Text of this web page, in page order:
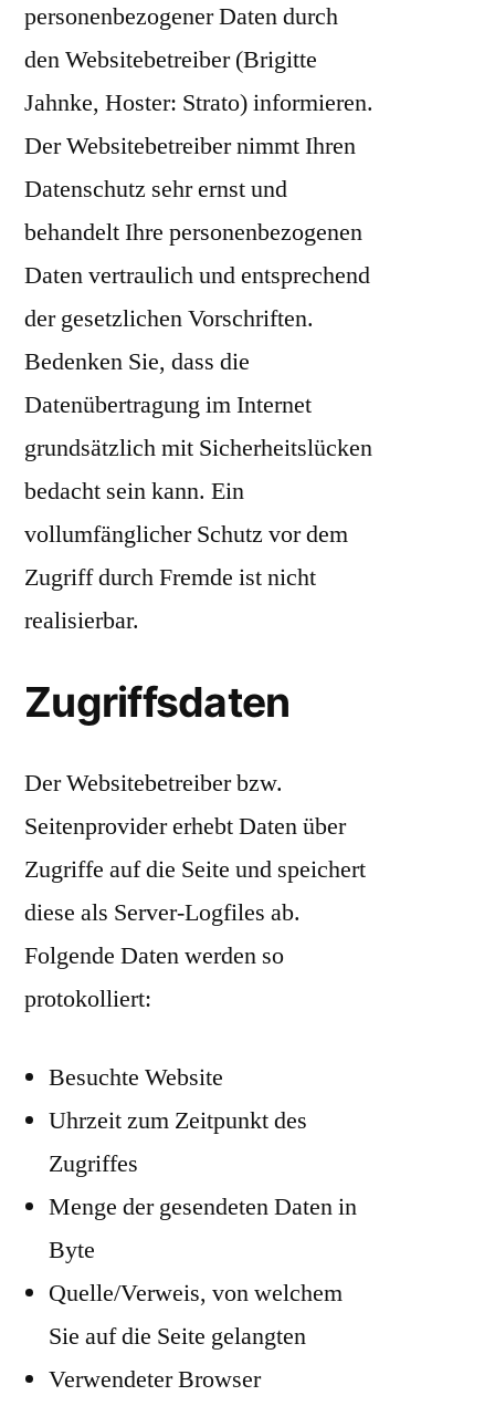
personenbezogener Daten durch
den Websitebetreiber (Brigitte
Jahnke, Hoster: Strato) informieren.
Der Websitebetreiber nimmt Ihren
Datenschutz sehr ernst und
behandelt Ihre personenbezogenen
Daten vertraulich und entsprechend
der gesetzlichen Vorschriften.
Bedenken Sie, dass die
Datenübertragung im Internet
grundsätzlich mit Sicherheitslücken
bedacht sein kann. Ein
vollumfänglicher Schutz vor dem
Zugriff durch Fremde ist nicht
realisierbar.
Zugriffsdaten
Der Websitebetreiber bzw.
Seitenprovider erhebt Daten über
Zugriffe auf die Seite und speichert
diese als Server-Logfiles ab.
Folgende Daten werden so
protokolliert:
Besuchte Website
Uhrzeit zum Zeitpunkt des
Zugriffes
Menge der gesendeten Daten in
Byte
Quelle/Verweis, von welchem
Sie auf die Seite gelangten
Verwendeter Browser